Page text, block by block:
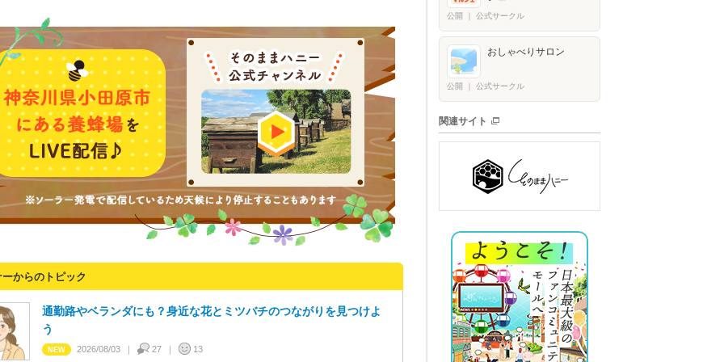
からのトピック
通勤路やベランダにも？身近な花とミツバチのつながりを見つけよ
う
2026/08/03 27 13
公開 公式サークル
おしゃべりサロン
公開 公式サークル
関連サイト